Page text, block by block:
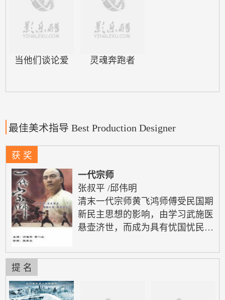
窝藏叛 党、图谋造反为名，将黄
师傅抓走 ... ，为救黄师傅，从徒
弟潜入了关帝厅总部，在此发现了
杀声四…
当他们谈论爱 灵魂奔跑者
最佳美术指导 Best Production Designer
获 奖
一代宗师
张叔平 /邱伟明
清末一代宗师黄飞鸿师傅受民国期
新民主思想的影响，由学习武施医
悬壶济世，而成为具有忧国忧民思
朝庭腐败无能，民不聊生，官逼民
提 名